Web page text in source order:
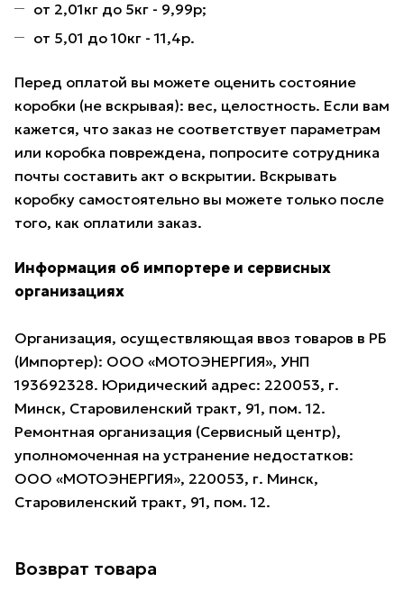
от 2,01кг до 5кг - 9,99р;
от 5,01 до 10кг - 11,4р.
Перед оплатой вы можете оценить состояние
коробки (не вскрывая): вес, целостность. Если вам
кажется, что заказ не соответствует параметрам
или коробка повреждена, попросите сотрудника
почты составить акт о вскрытии. Вскрывать
коробку самостоятельно вы можете только после
того, как оплатили заказ.
Информация об импортере и сервисных
организациях
Организация, осуществляющая ввоз товаров в РБ
(Импортер): ООО «МОТОЭНЕРГИЯ», УНП
193692328. Юридический адрес: 220053, г.
Минск, Старовиленский тракт, 91, пом. 12.
Ремонтная организация (Сервисный центр),
уполномоченная на устранение недостатков:
ООО «МОТОЭНЕРГИЯ», 220053, г. Минск,
Старовиленский тракт, 91, пом. 12.
Возврат товара